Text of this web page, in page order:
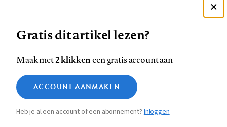
op
Facebook
op
LinkedIn
op
Bluesky
ons
op
InstagramYouTube
Footer
Contact Colofon Disclaimer Privacy
Medische vragen verdienen
betrouwbare antwoorden
Zie onze cookie policy
Analytische cookies
Marketing cookies
Gratis dit artikel lezen?
Maak met2 klikkeneen gratis account aan
ACCOUNT AANMAKEN
Heb je al een account of een abonnement?Inloggen